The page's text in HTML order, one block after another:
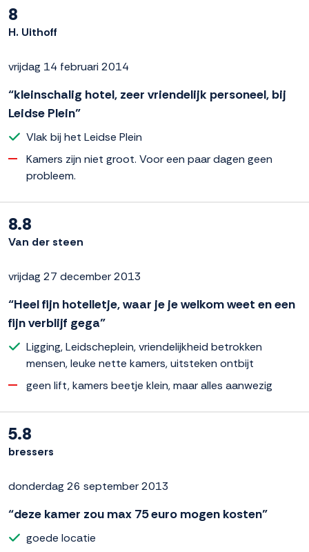
8
H. Uithoff
vrijdag 14 februari 2014
“kleinschalig hotel, zeer vriendelijk personeel, bij
Leidse Plein”
Vlak bij het Leidse Plein
Kamers zijn niet groot. Voor een paar dagen geen
probleem.
8.8
Van der steen
vrijdag 27 december 2013
“Heel fijn hotelletje, waar je je welkom weet en een
fijn verblijf gega”
Ligging, Leidscheplein, vriendelijkheid betrokken
mensen, leuke nette kamers, uitsteken ontbijt
geen lift, kamers beetje klein, maar alles aanwezig
5.8
bressers
donderdag 26 september 2013
“deze kamer zou max 75 euro mogen kosten”
goede locatie